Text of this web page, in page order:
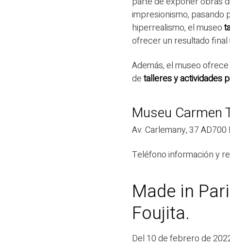
impresionismo, pasando
hiperrealismo, el museo
ofrecer un resultado final
Además, el museo
detalleres y actividades
Museu Carmen
Av. Carlemany, 37
Teléfono información y
Made in
Foujita.
Del 10 de febrero de